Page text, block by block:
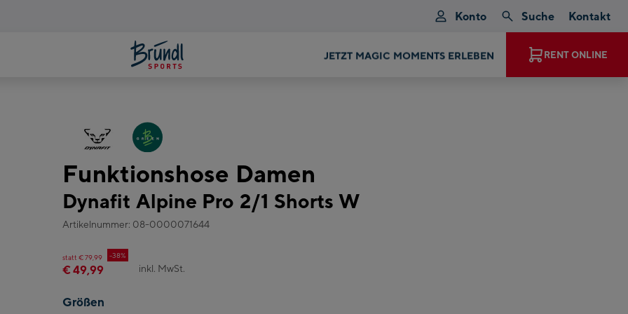
Konto Suche Kontakt
JETZT MAGIC MOMENTS ERLEBEN RENT ONLINE
Funktionshose Damen
Dynafit Alpine Pro 2/1 Shorts W
Artikelnummer: 08-0000071644
statt € 79,99 -38%
€ 49,99 inkl. MwSt.
Größen